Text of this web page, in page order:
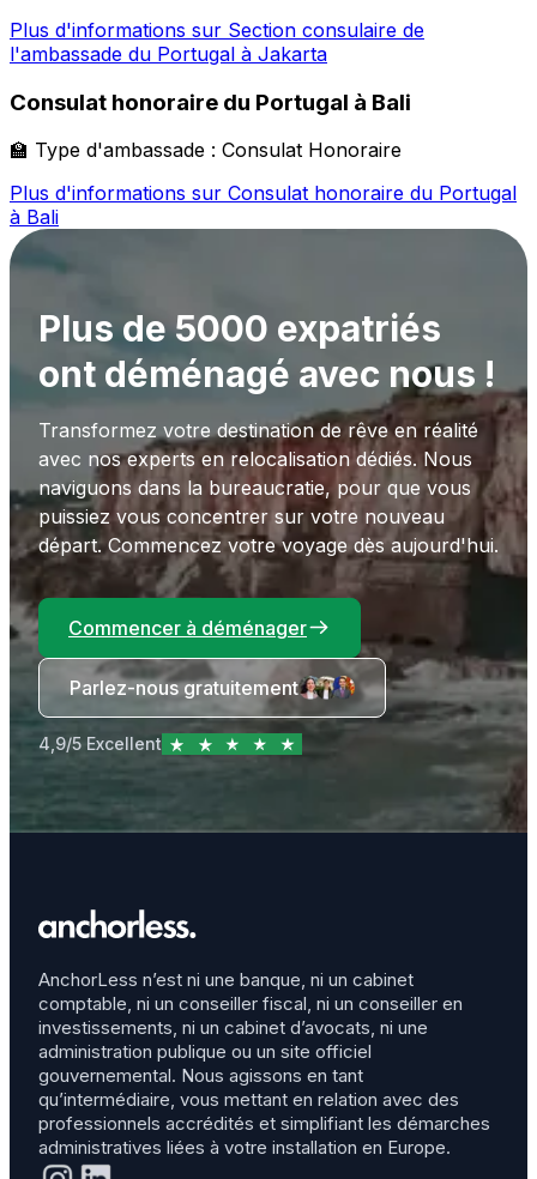
Plus d'informations sur Section consulaire de
l'ambassade du Portugal à Jakarta
Consulat honoraire du Portugal à Bali
🏫 Type d'ambassade : Consulat Honoraire
Plus d'informations sur Consulat honoraire du Portugal
à Bali
Plus de 5000 expatriés
ont déménagé avec nous !
Transformez votre destination de rêve en réalité
avec nos experts en relocalisation dédiés. Nous
naviguons dans la bureaucratie, pour que vous
puissiez vous concentrer sur votre nouveau
départ. Commencez votre voyage dès aujourd'hui.
Commencer à déménager
Parlez-nous gratuitement
4,9/5 Excellent
AnchorLess n’est ni une banque, ni un cabinet
comptable, ni un conseiller fiscal, ni un conseiller en
investissements, ni un cabinet d’avocats, ni une
administration publique ou un site officiel
gouvernemental. Nous agissons en tant
qu’intermédiaire, vous mettant en relation avec des
professionnels accrédités et simplifiant les démarches
administratives liées à votre installation en Europe.